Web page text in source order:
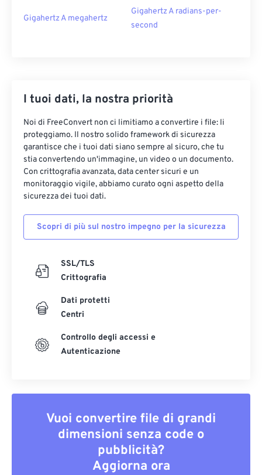
Gigahertz A megahertz
Gigahertz A radians-per-
second
I tuoi dati, la nostra priorità
Noi di FreeConvert non ci limitiamo a convertire i file: li
proteggiamo. Il nostro solido framework di sicurezza
garantisce che i tuoi dati siano sempre al sicuro, che tu
stia convertendo un'immagine, un video o un documento.
Con crittografia avanzata, data center sicuri e un
monitoraggio vigile, abbiamo curato ogni aspetto della
sicurezza dei tuoi dati.
Scopri di più sul nostro impegno per la sicurezza
SSL/TLS
Crittografia
Dati protetti
Centri
Controllo degli accessi e
Autenticazione
Vuoi convertire file di grandi
dimensioni senza code o
pubblicità?
Aggiorna ora